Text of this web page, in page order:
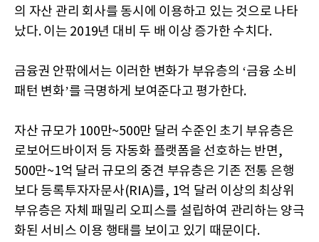
의 자산 관리 회사를 동시에 이용하고 있는 것으로 나타
났다. 이는 2019년 대비 두 배 이상 증가한 수치다.
금융권 안팎에서는 이러한 변화가 부유층의 ‘금융 소비
패턴 변화’를 극명하게 보여준다고 평가한다.
자산 규모가 100만~500만 달러 수준인 초기 부유층은
로보어드바이저 등 자동화 플랫폼을 선호하는 반면,
500만~1억 달러 규모의 중견 부유층은 기존 전통 은행
보다 등록투자자문사(RIA)를, 1억 달러 이상의 최상위
부유층은 자체 패밀리 오피스를 설립하여 관리하는 양극
화된 서비스 이용 행태를 보이고 있기 때문이다.